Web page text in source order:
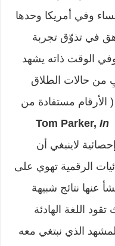
وفي أمريكا وحدها
في تذوّق تجربة
الوقت ذاته يشهد
من حالات الطلاق
الأرقام مستفادة من
Tom Parker, In
لاينبغي أن
الرقمية تهوي على
عنها نتائج شبيهة
تقود اللغة الهادئة
الذي نبتغي معه